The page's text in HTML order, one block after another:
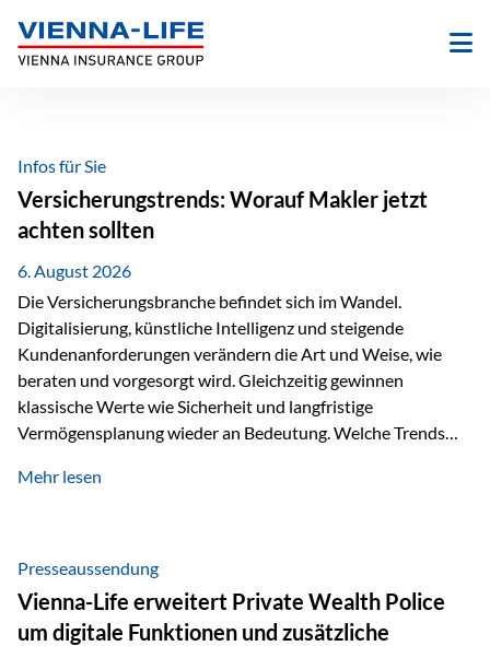
Inhalt
springen
Infos für Sie
Versicherungstrends: Worauf Makler jetzt
achten sollten
6. August 2026
Die Versicherungsbranche befindet sich im Wandel.
Digitalisierung, künstliche Intelligenz und steigende
Kundenanforderungen verändern die Art und Weise, wie
beraten und vorgesorgt wird. Gleichzeitig gewinnen
klassische Werte wie Sicherheit und langfristige
Vermögensplanung wieder an Bedeutung. Welche Trends
Blick behalten? Digitalisierung und KI verändern die
administrative Aufgaben, beschleunigen Abläufe und
schaffen mehr Zeit für das Wesentliche: die persönliche
Beratung. Gerade deshalb wird die individuelle Betreuung
Mehr lesen
Presseaussendung
Vienna-Life erweitert Private Wealth Police
um digitale Funktionen und zusätzliche